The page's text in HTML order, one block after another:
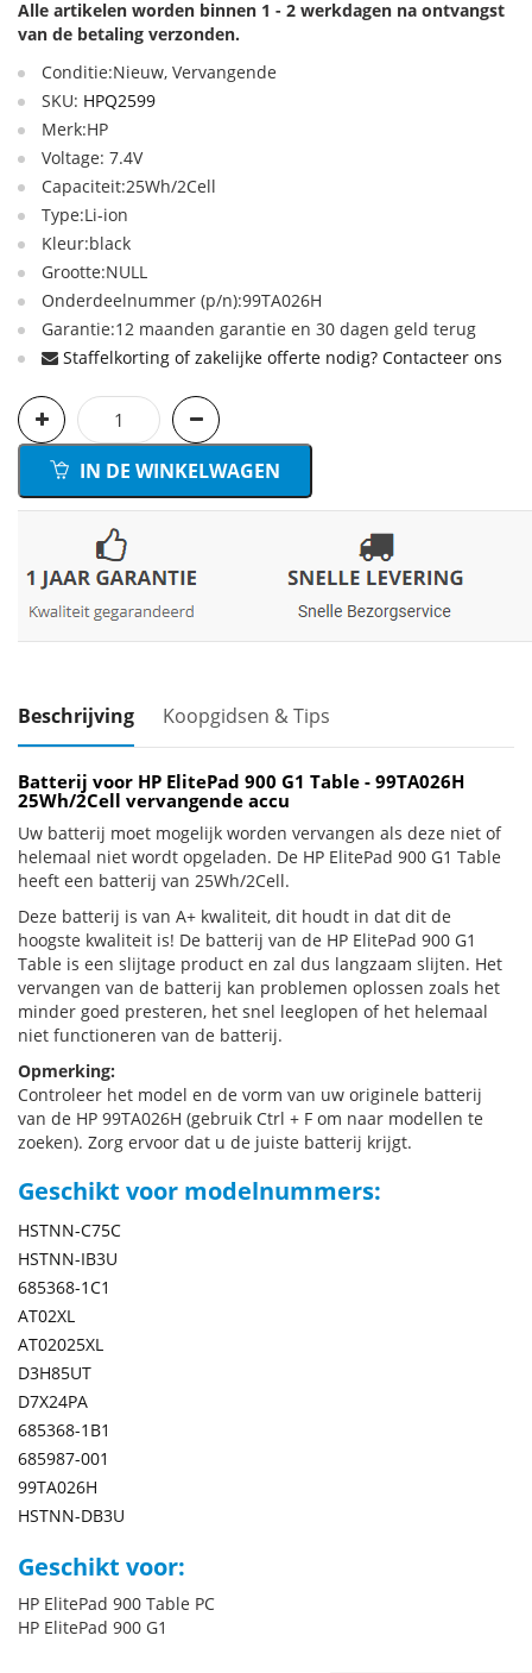
Alle artikelen worden binnen 1 - 2 werkdagen na ontvangst
van de betaling verzonden.
Conditie:Nieuw, Vervangende
SKU: HPQ2599
Merk:HP
Voltage: 7.4V
Capaciteit:25Wh/2Cell
Type:Li-ion
Kleur:black
Grootte:NULL
Onderdeelnummer (p/n):99TA026H
Garantie:12 maanden garantie en 30 dagen geld terug
Staffelkorting of zakelijke offerte nodig? Contacteer ons
IN DE WINKELWAGEN
Beschrijving Koopgidsen & Tips
Batterij voor HP ElitePad 900 G1 Table - 99TA026H
25Wh/2Cell vervangende accu
Uw batterij moet mogelijk worden vervangen als deze niet of
helemaal niet wordt opgeladen. De HP ElitePad 900 G1 Table
heeft een batterij van 25Wh/2Cell.
Deze batterij is van A+ kwaliteit, dit houdt in dat dit de
hoogste kwaliteit is! De batterij van de HP ElitePad 900 G1
Table is een slijtage product en zal dus langzaam slijten. Het
vervangen van de batterij kan problemen oplossen zoals het
minder goed presteren, het snel leeglopen of het helemaal
niet functioneren van de batterij.
Opmerking:
Controleer het model en de vorm van uw originele batterij
van de HP 99TA026H (gebruik Ctrl + F om naar modellen te
zoeken). Zorg ervoor dat u de juiste batterij krijgt.
Geschikt voor modelnummers:
HSTNN-C75C
HSTNN-IB3U
685368-1C1
AT02XL
AT02025XL
D3H85UT
D7X24PA
685368-1B1
685987-001
99TA026H
HSTNN-DB3U
Geschikt voor:
HP ElitePad 900 Table PC
HP ElitePad 900 G1